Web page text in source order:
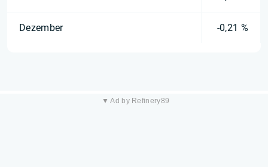
Dezember -0,21 %
▼ Ad by Refinery89